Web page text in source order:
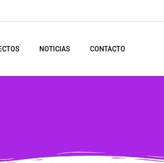
NOTICIAS CONTACTO